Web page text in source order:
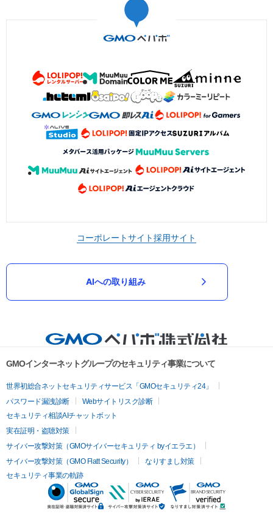
コーポレートサイト採用サイト
AIへの取り組み
GMOインターネットグループのセキュリティ事業について
世界初総合ネットセキュリティサービス「GMOセキュリティ24」
パスワード漏洩診断
Webサイトリスク診断
セキュリティ相談AIチャットボット
実在証明・盗聴対策
サイバー攻撃対策（GMOサイバーセキュリティ byイエラエ）
サイバー攻撃対策（GMO Flatt Security）
なりすまし対策
セキュリティ事業の軌跡